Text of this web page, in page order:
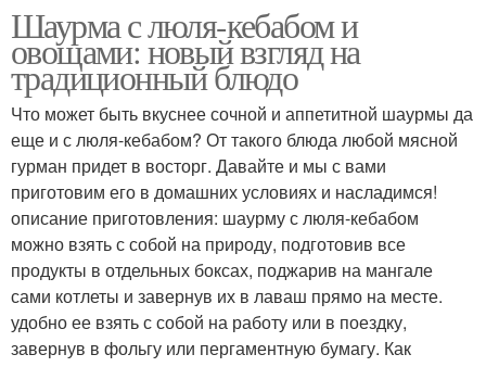
Шаурма с люля-кебабом и
овощами: новый взгляд на
традиционный блюдо
Что может быть вкуснее сочной и аппетитной шаурмы да
еще и с люля-кебабом? От такого блюда любой мясной
гурман придет в восторг. Давайте и мы с вами
приготовим его в домашних условиях и насладимся!
описание приготовления: шаурму с люля-кебабом
можно взять с собой на природу, подготовив все
продукты в отдельных боксах, поджарив на мангале
сами котлеты и завернув их в лаваш прямо на месте.
удобно ее взять с собой на работу или в поездку,
завернув в фольгу или пергаментную бумагу. Как